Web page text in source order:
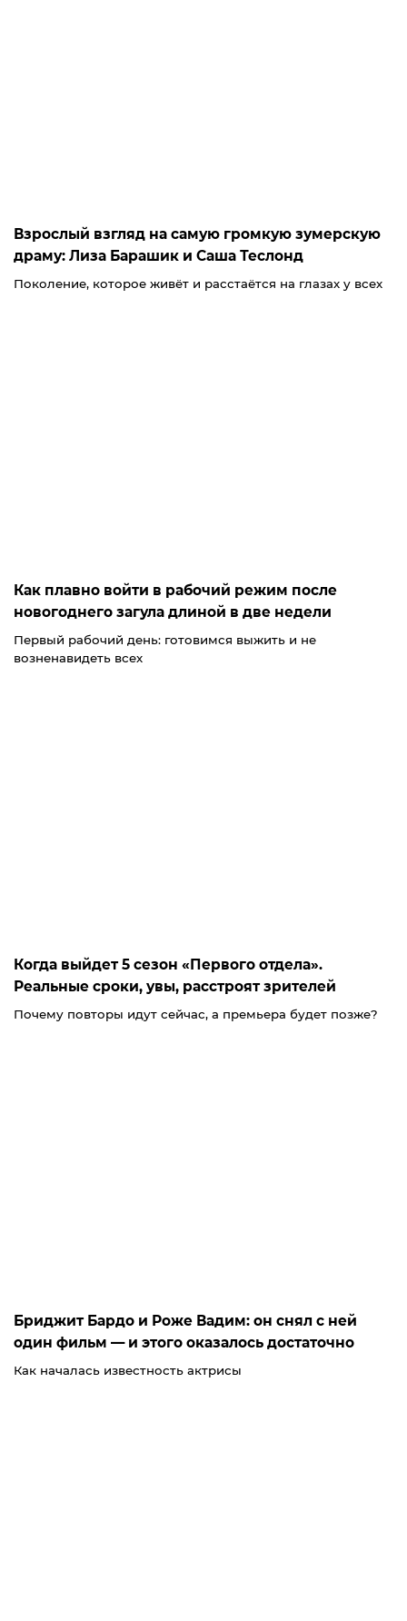
Взрослый взгляд на самую громкую зумерскую
драму: Лиза Барашик и Саша Теслонд
Поколение, которое живёт и расстаётся на глазах у всех
Как плавно войти в рабочий режим после
новогоднего загула длиной в две недели
Первый рабочий день: готовимся выжить и не
возненавидеть всех
Когда выйдет 5 сезон «Первого отдела».
Реальные сроки, увы, расстроят зрителей
Почему повторы идут сейчас, а премьера будет позже?
Бриджит Бардо и Роже Вадим: он снял с ней
один фильм — и этого оказалось достаточно
Как началась известность актрисы